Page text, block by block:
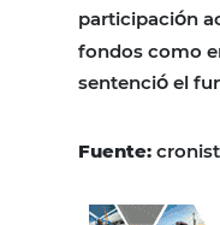
participación
fondos como
sentenció el
Fuente: